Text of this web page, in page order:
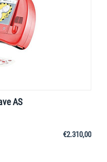
AS
€2.310,00